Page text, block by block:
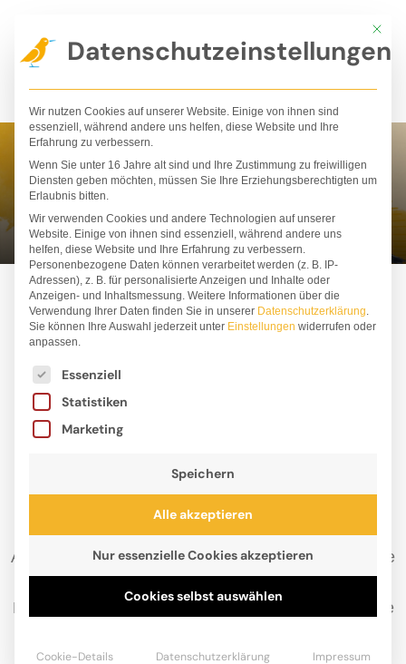
Inhalt
springen
Anke Hopfengart
Anke Hopfengart, 1969 in Koblenz geboren, studierte
Philosophie. Nach dem Studium war sie einige Jahre
Pressearchiv, dann beim Kinderfunk LILIPUZ. 1999
Mit
Datenschutzeinstellungen
Wir nutzen Cookies auf unserer Website. Einige von ihnen sind
essenziell, während andere uns helfen, diese Website und Ihre
Erfahrung zu verbessern.
Wenn Sie unter 16 Jahre alt sind und Ihre Zustimmung zu freiwilligen
Diensten geben möchten, müssen Sie Ihre Erziehungsberechtigten um
Erlaubnis bitten.
Wir verwenden Cookies und andere Technologien auf unserer
Website. Einige von ihnen sind essenziell, während andere uns
helfen, diese Website und Ihre Erfahrung zu verbessern.
Personenbezogene Daten können verarbeitet werden (z. B. IP-
Adressen), z. B. für personalisierte Anzeigen und Inhalte oder
Anzeigen- und Inhaltsmessung. Weitere Informationen über die
Verwendung Ihrer Daten finden Sie in unserer Datenschutzerklärung.
Sie können Ihre Auswahl jederzeit unter Einstellungen widerrufen oder
anpassen.
Es folgt eine Liste der Service-Gruppen, für die
Essenziell
Statistiken
Marketing
Speichern
Alle akzeptieren
Nur essenzielle Cookies akzeptieren
Cookies selbst auswählen
Cookie-Details Datenschutzerklärung Impressum